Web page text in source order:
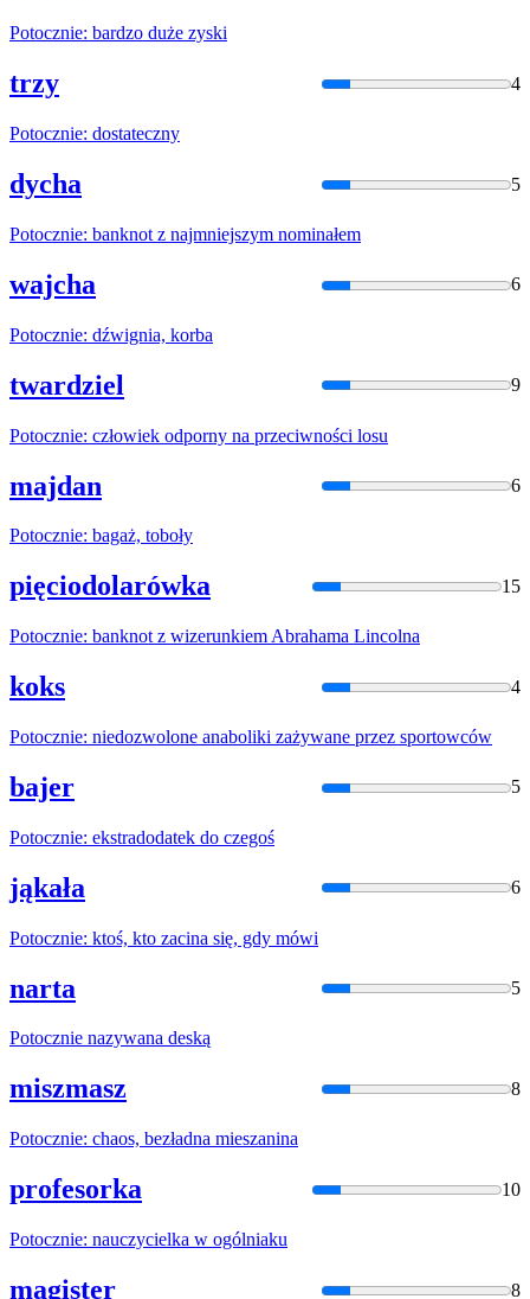
Potocznie: bardzo duże zyski
trzy 4
Potocznie: dostateczny
dycha 5
Potocznie: banknot z najmniejszym nominałem
wajcha 6
Potocznie: dźwignia, korba
twardziel 9
Potocznie: człowiek odporny na przeciwności losu
majdan 6
Potocznie: bagaż, toboły
pięciodolarówka 15
Potocznie: banknot z wizerunkiem Abrahama Lincolna
koks 4
Potocznie: niedozwolone anaboliki zażywane przez sportowców
bajer 5
Potocznie: ekstradodatek do czegoś
jąkała 6
Potocznie: ktoś, kto zacina się, gdy mówi
narta 5
Potocznie nazywana deską
miszmasz 8
Potocznie: chaos, bezładna mieszanina
profesorka 10
Potocznie: nauczycielka w ogólniaku
magister 8